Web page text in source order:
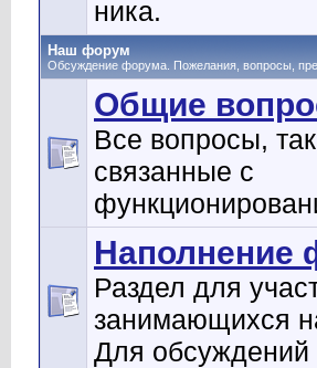
ника.
Наш форум
Обсуждение форума. Пожелания, вопросы,
Общие
Все вопросы,
связанные с
Наполнение
Раздел для
занимающихся
Для обсуждений